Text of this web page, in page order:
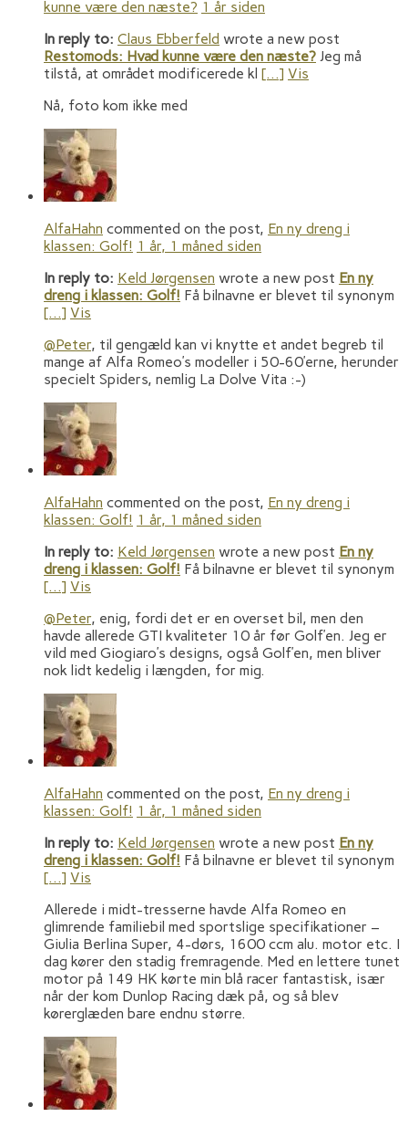
kunne være den næste? 1 år siden
In reply to: Claus Ebberfeld wrote a new post
Restomods: Hvad kunne være den næste? Jeg må
tilstå, at området modificerede kl […] Vis
Nå, foto kom ikke med
AlfaHahn commented on the post, En ny dreng i
klassen: Golf! 1 år, 1 måned siden
In reply to: Keld Jørgensen wrote a new post En ny
dreng i klassen: Golf! Få bilnavne er blevet til synonym
[…] Vis
@Peter, til gengæld kan vi knytte et andet begreb til
mange af Alfa Romeo’s modeller i 50-60’erne, herunder
specielt Spiders, nemlig La Dolve Vita :-)
AlfaHahn commented on the post, En ny dreng i
klassen: Golf! 1 år, 1 måned siden
In reply to: Keld Jørgensen wrote a new post En ny
dreng i klassen: Golf! Få bilnavne er blevet til synonym
[…] Vis
@Peter, enig, fordi det er en overset bil, men den
havde allerede GTI kvaliteter 10 år før Golf’en. Jeg er
vild med Giogiaro’s designs, også Golf’en, men bliver
nok lidt kedelig i længden, for mig.
AlfaHahn commented on the post, En ny dreng i
klassen: Golf! 1 år, 1 måned siden
In reply to: Keld Jørgensen wrote a new post En ny
dreng i klassen: Golf! Få bilnavne er blevet til synonym
[…] Vis
Allerede i midt-tresserne havde Alfa Romeo en
glimrende familiebil med sportslige specifikationer –
Giulia Berlina Super, 4-dørs, 1600 ccm alu. motor etc. I
dag kører den stadig fremragende. Med en lettere tunet
motor på 149 HK kørte min blå racer fantastisk, især
når der kom Dunlop Racing dæk på, og så blev
kørerglæden bare endnu større.